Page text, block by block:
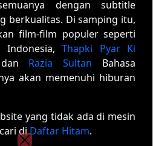
dengan subtitle
berkualitas. Di samping itu,
film-film populer seperti
Thapki Pyar Ki
Razia Sultan Bahasa
akan memenuhi hiburan
yang tidak ada di mesin
diDaftar Hitam.